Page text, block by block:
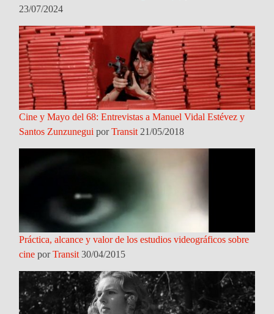
23/07/2024
Cine y Mayo del 68: Entrevistas a Manuel Vidal Estévez y
Santos Zunzunegui porTransit 21/05/2018
Práctica, alcance y valor de los estudios videográficos sobre
cine porTransit 30/04/2015